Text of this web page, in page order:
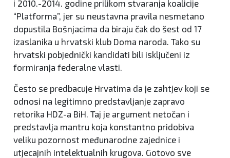
i 2010.-2014. godine prilikom stvaranja koalicije
“Platforma”, jer su neustavna pravila nesmetano
dopustila Bošnjacima da biraju čak do šest od 17
izaslanika u hrvatski klub Doma naroda. Tako su
hrvatski pobjednički kandidati bili isključeni iz
formiranja federalne vlasti.
Često se predbacuje Hrvatima da je zahtjev koji se
odnosi na legitimno predstavljanje zapravo
retorika HDZ-a BiH. Taj je argument netočan i
predstavlja mantru koja konstantno pridobiva
veliku pozornost međunarodne zajednice i
utjecajnih intelektualnih krugova. Gotovo sve